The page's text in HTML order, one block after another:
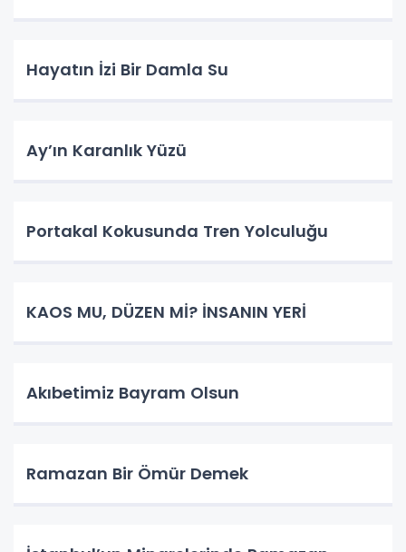
Hayatın İzi Bir Damla Su
​Ay’ın Karanlık Yüzü
Portakal Kokusunda Tren Yolculuğu
KAOS MU, DÜZEN Mİ? İNSANIN YERİ
​Akıbetimiz Bayram Olsun
Ramazan Bir Ömür Demek